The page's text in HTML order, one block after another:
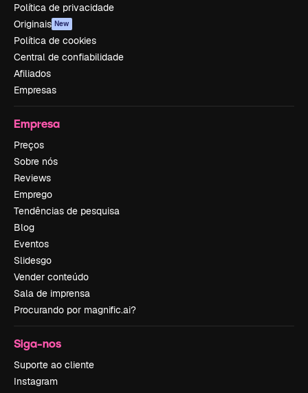
Política de privacidade
Originais New
Política de cookies
Central de confiabilidade
Afiliados
Empresas
Empresa
Preços
Sobre nós
Reviews
Emprego
Tendências de pesquisa
Blog
Eventos
Slidesgo
Vender conteúdo
Sala de imprensa
Procurando por magnific.ai?
Siga-nos
Suporte ao cliente
Instagram